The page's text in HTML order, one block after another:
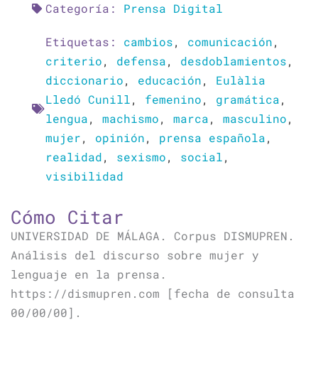
Categoría: Prensa Digital
Etiquetas: cambios, comunicación,
criterio, defensa, desdoblamientos,
diccionario, educación, Eulàlia
Lledó Cunill, femenino, gramática,
lengua, machismo, marca, masculino,
mujer, opinión, prensa española,
realidad, sexismo, social,
visibilidad
Cómo Citar
UNIVERSIDAD DE MÁLAGA. Corpus DISMUPREN.
Análisis del discurso sobre mujer y
lenguaje en la prensa.
https://dismupren.com [fecha de consulta
00/00/00].